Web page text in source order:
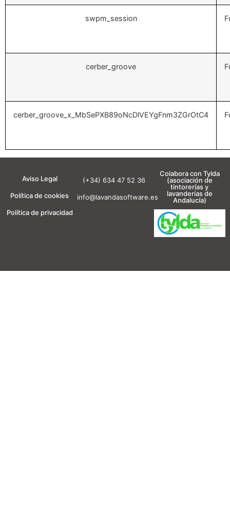
swpm_session
cerber_groove
cerber_groove_x_MbSePXB89oNcDlVEYgFnm3ZGrOtC4
Aviso Legal
Política de cookies
Política de privacidad
(+34) 634 47 52 36
info@lavandasoftware.es
Colabora con Tylda
(asociación de
tintorerías y
lavanderías de
Andalucía)